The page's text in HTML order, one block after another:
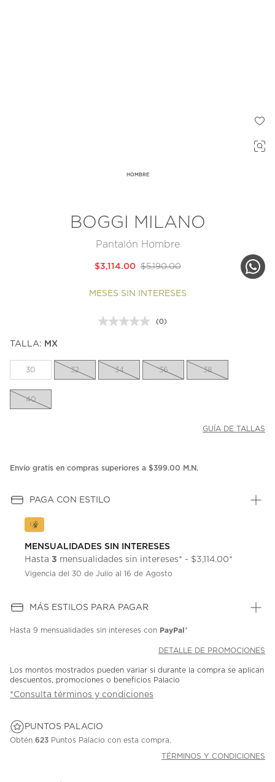
HOMBRE
BOGGI MILANO
Pantalón Hombre
$5,190.00
$3,114.00
MESES SIN INTERESES
Sin
la
misma
(0)
TALLA: MX
30 32 34 36 38
40
GUÍA DE TALLAS
Envío gratis en compras superiores a $399.00 M.N.
PAGA CON ESTILO
MENSUALIDADES SIN INTERESES
Hasta 3 mensualidades sin intereses* - $3,114.00*
Vigencia del 30 de Julio al 16 de Agosto
MÁS ESTILOS PARA PAGAR
Hasta 9 mensualidades sin intereses con PayPal*
DETALLE DE PROMOCIONES
Los montos mostrados pueden variar si durante la compra se aplican
descuentos, promociones o beneficios Palacio
*Consulta términos y condiciones
PUNTOS PALACIO
Obtén 623 Puntos Palacio con esta compra.
TÉRMINOS Y CONDICIONES